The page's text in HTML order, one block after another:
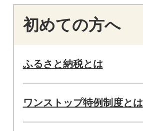
初めての方へ
ふるさと納税とは
ワンストップ特例制度とは